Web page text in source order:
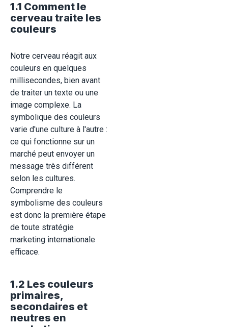
1.1 Comment le
cerveau traite les
couleurs
Notre cerveau réagit aux
couleurs en quelques
millisecondes, bien avant
de traiter un texte ou une
image complexe. La
symbolique des couleurs
varie d'une culture à l'autre :
ce qui fonctionne sur un
marché peut envoyer un
message très différent
selon les cultures.
Comprendre le
symbolisme des couleurs
est donc la première étape
de toute stratégie
marketing internationale
efficace.
1.2 Les couleurs
primaires,
secondaires et
neutres en